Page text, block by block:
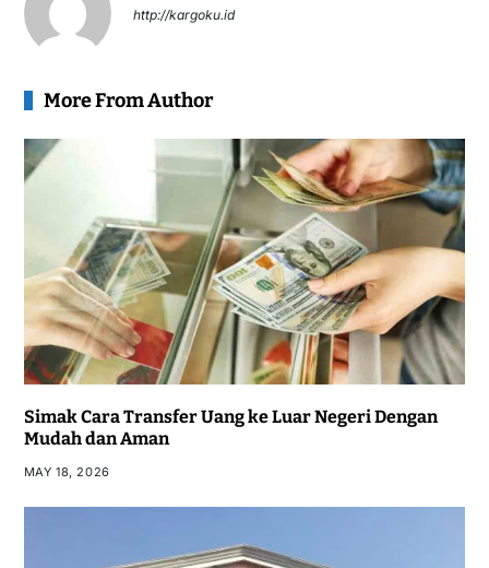
http://kargoku.id
More From Author
Simak Cara Transfer Uang ke Luar Negeri Dengan
Mudah dan Aman
MAY 18, 2026